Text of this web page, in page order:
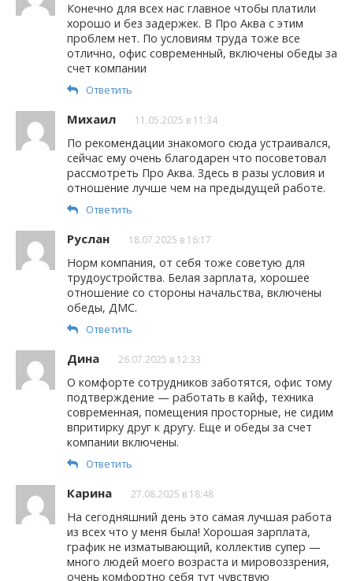
Конечно для всех нас главное чтобы платили
хорошо и без задержек. В Про Аква с этим
проблем нет. По условиям труда тоже все
отлично, офис современный, включены обеды за
счет компании
Ответить
Михаил 11.05.2025 в 11:34
По рекомендации знакомого сюда устраивался,
сейчас ему очень благодарен что посоветовал
рассмотреть Про Аква. Здесь в разы условия и
отношение лучше чем на предыдущей работе.
Ответить
Руслан 18.07.2025 в 16:17
Норм компания, от себя тоже советую для
трудоустройства. Белая зарплата, хорошее
отношение со стороны начальства, включены
обеды, ДМС.
Ответить
Дина 26.07.2025 в 12:33
О комфорте сотрудников заботятся, офис тому
подтверждение — работать в кайф, техника
современная, помещения просторные, не сидим
впритирку друг к другу. Еще и обеды за счет
компании включены.
Ответить
Карина 27.08.2025 в 18:48
На сегодняшний день это самая лучшая работа
из всех что у меня была! Хорошая зарплата,
график не изматывающий, коллектив супер —
много людей моего возраста и мировоззрения,
очень комфортно себя тут чувствую